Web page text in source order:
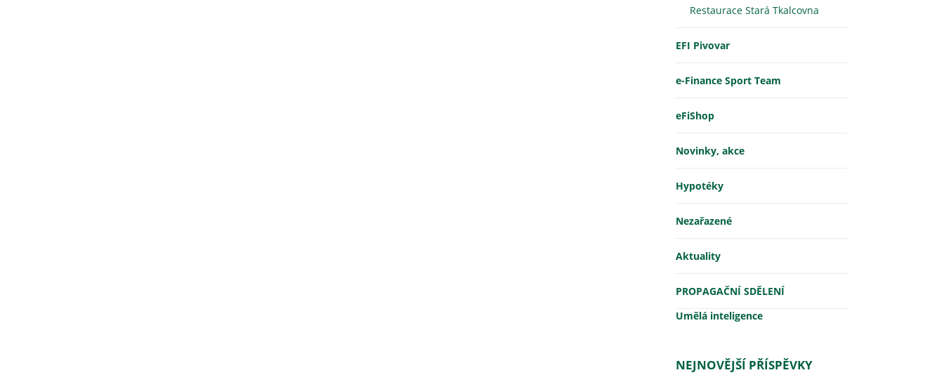
Restaurace Stará Tkalcovna
EFI Pivovar
e-Finance Sport Team
eFiShop
Novinky, akce
Hypotéky
Nezařazené
Aktuality
PROPAGAČNÍ SDĚLENÍ
Umělá inteligence
NEJNOVĚJŠÍ PŘÍSPĚVKY